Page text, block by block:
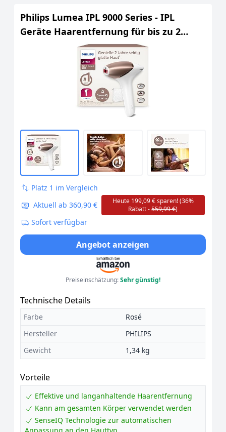
Philips Lumea IPL 9000 Series - IPL
Geräte Haarentfernung für bis zu 2
Jahre seidig-glatte Haut¹ mit 3
Aufsätzen für Körper & Gesicht,
kabellos, Alternative zur Laser-
Haarentfernung (BRI955/00)
Platz 1 im Vergleich
Aktuell ab 360,90 €
Heute 199,09 € sparen! (36%
Rabatt -559,99 €)
Sofort verfügbar
Angebot anzeigen
Preiseinschätzung:Sehr günstig!
Technische Details
Farbe
Rosé
Hersteller
PHILIPS
Gewicht
1,34 kg
Vorteile
Effektive und langanhaltende Haarentfernung
Kann am gesamten Körper verwendet werden
SenseIQ Technologie zur automatischen